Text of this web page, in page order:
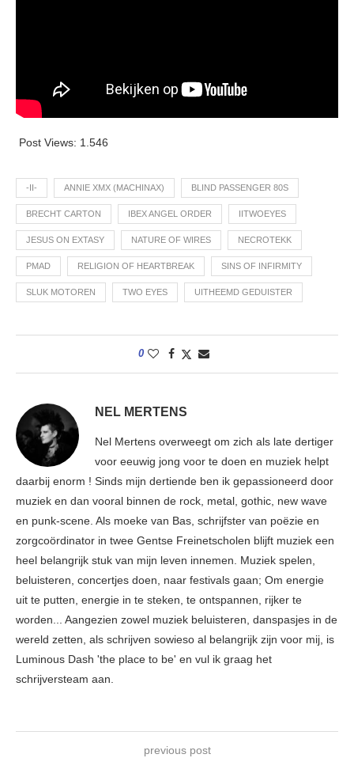
Post Views: 1.546
-II- ANNIE XMX (MACHINAX) BLIND PASSENGER 80S
BRECHT CARTON IBEX ANGEL ORDER IITWOEYES
JESUS ON EXTASY NATURE OF WIRES NECROTEKK
PMAD RELIGION OF HEARTBREAK SINS OF INFIRMITY
SLUK MOTOREN TWO EYES UITHEEMD GEDUISTER
0
NEL MERTENS
Nel Mertens overweegt om zich als late dertiger
voor eeuwig jong voor te doen en muziek helpt
daarbij enorm ! Sinds mijn dertiende ben ik gepassioneerd door
muziek en dan vooral binnen de rock, metal, gothic, new wave
en punk-scene. Als moeke van Bas, schrijfster van poëzie en
zorgcoördinator in twee Gentse Freinetscholen blijft muziek een
heel belangrijk stuk van mijn leven innemen. Muziek spelen,
beluisteren, concertjes doen, naar festivals gaan; Om energie
uit te putten, energie in te steken, te ontspannen, rijker te
worden... Aangezien zowel muziek beluisteren, danspasjes in de
wereld zetten, als schrijven sowieso al belangrijk zijn voor mij, is
Luminous Dash 'the place to be' en vul ik graag het
schrijversteam aan.
previous post